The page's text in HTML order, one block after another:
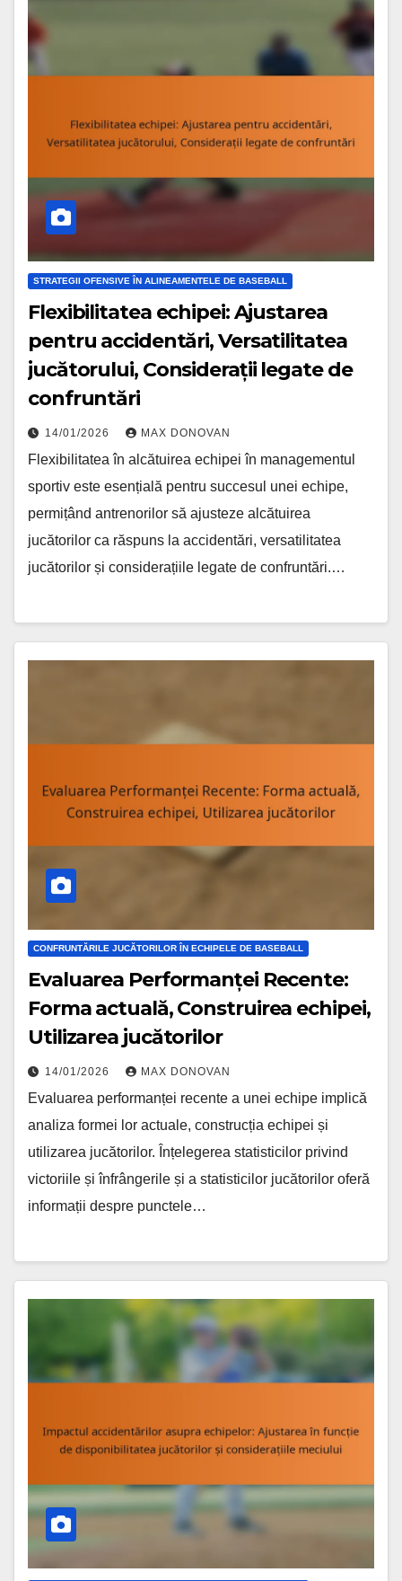
STRATEGII OFENSIVE ÎN ALINEAMENTELE DE BASEBALL
Flexibilitatea echipei: Ajustarea
pentru accidentări, Versatilitatea
jucătorului, Considerații legate de
confruntări
14/01/2026 MAX DONOVAN
Flexibilitatea în alcătuirea echipei în managementul
sportiv este esențială pentru succesul unei echipe,
permițând antrenorilor să ajusteze alcătuirea
jucătorilor ca răspuns la accidentări, versatilitatea
jucătorilor și considerațiile legate de confruntări.…
CONFRUNTĂRILE JUCĂTORILOR ÎN ECHIPELE DE BASEBALL
Evaluarea Performanței Recente:
Forma actuală, Construirea echipei,
Utilizarea jucătorilor
14/01/2026 MAX DONOVAN
Evaluarea performanței recente a unei echipe implică
analiza formei lor actuale, construcția echipei și
utilizarea jucătorilor. Înțelegerea statisticilor privind
victoriile și înfrângerile și a statisticilor jucătorilor oferă
informații despre punctele…